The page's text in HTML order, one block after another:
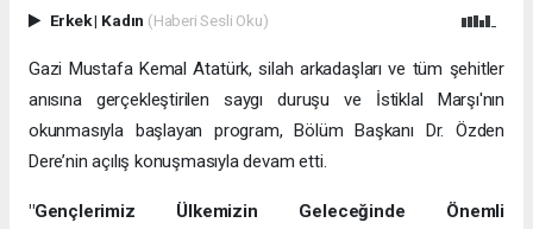
Erkek| Kadın (Haberi Sesli Oku)
Gazi Mustafa Kemal Atatürk, silah arkadaşları ve tüm şehitler
anısına gerçekleştirilen saygı duruşu ve İstiklal Marşı'nın
okunmasıyla başlayan program, Bölüm Başkanı Dr. Özden
Dere’nin açılış konuşmasıyla devam etti.
"Gençlerimiz Ülkemizin Geleceğinde Önemli